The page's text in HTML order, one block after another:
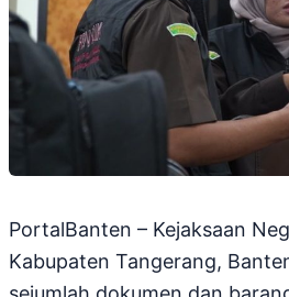
PortalBanten – Kejaksaan
Kabupaten Tangerang,